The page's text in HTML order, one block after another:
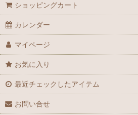
ショッピングカート
カレンダー
マイページ
お気に入り
最近チェックしたアイテム
お問い合せ